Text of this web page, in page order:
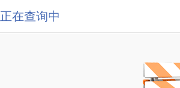
正在查询中